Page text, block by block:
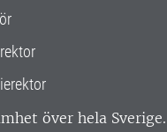
över hela